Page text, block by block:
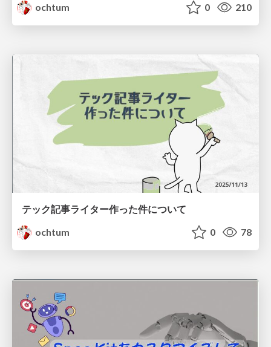
ochtum
0 210
テック記事ライター作った件について
ochtum
0 78